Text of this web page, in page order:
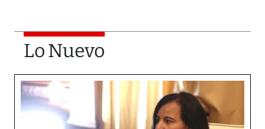
Lo Nuevo